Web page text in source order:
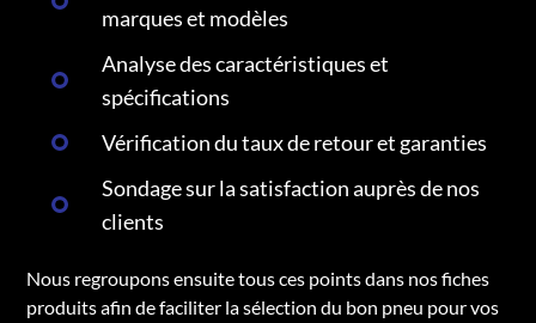
marques et modèles
Analyse des caractéristiques et
spécifications
Vérification du taux de retour et garanties
Sondage sur la satisfaction auprès de nos
clients
Nous regroupons ensuite tous ces points dans nos fiches
produits afin de faciliter la sélection du bon pneu pour vos